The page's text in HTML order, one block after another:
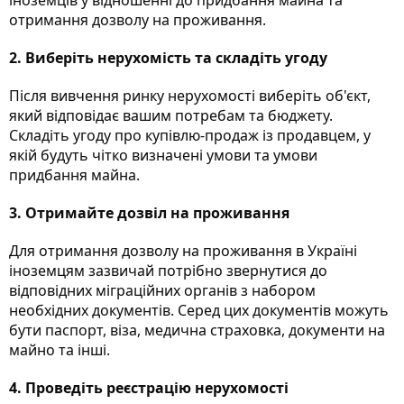
отримання дозволу на проживання.
2. Виберіть нерухомість та складіть угоду
Після вивчення ринку нерухомості виберіть об'єкт,
який відповідає вашим потребам та бюджету.
Складіть угоду про купівлю-продаж із продавцем, у
якій будуть чітко визначені умови та умови
придбання майна.
3. Отримайте дозвіл на проживання
Для отримання дозволу на проживання в Україні
іноземцям зазвичай потрібно звернутися до
відповідних міграційних органів з набором
необхідних документів. Серед цих документів можуть
бути паспорт, віза, медична страховка, документи на
майно та інші.
4. Проведіть реєстрацію нерухомості